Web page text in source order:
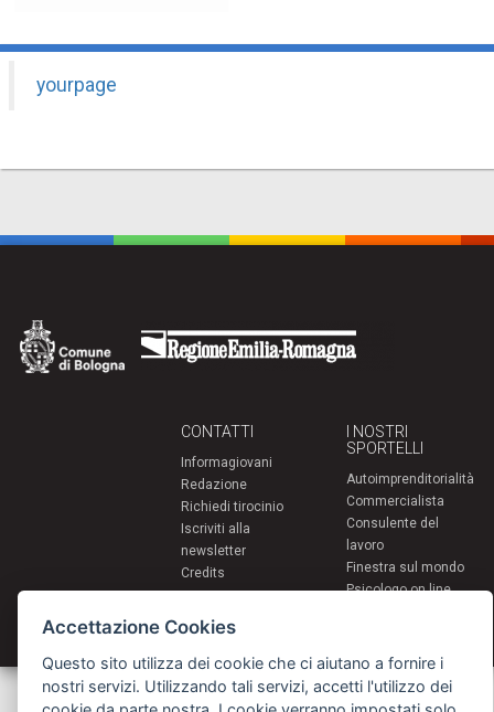
yourpage
CONTATTI
Informagiovani
Redazione
Richiedi tirocinio
Iscriviti alla
newsletter
Credits
I NOSTRI
SPORTELLI
Autoimprenditorialità
Commercialista
Consulente del
lavoro
Finestra sul mondo
Psicologo on line
Servizi per i giovani - Scambi e soggiorni all'estero
Comune di Bologna | Piazza Maggiore 6 - 40124 Bologna
Accettazione Cookies
Questo sito utilizza dei cookie che ci aiutano a fornire i
nostri servizi. Utilizzando tali servizi, accetti l'utilizzo dei